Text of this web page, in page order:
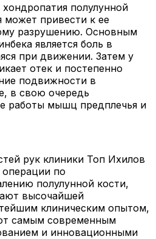
полулунной
может привести к ее
разрушению. Основным
является боль в
при движении. Затем у
отек и постепенно
подвижности в
в свою очередь
работы мышц предплечья и
рук клиники Топ Ихилов
по
полулунной кости,
высочайшей
клиническим опытом,
самым современным
и инновационными